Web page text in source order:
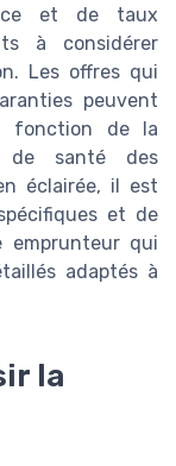
et de taux
à considérer
Les offres qui
peuvent
fonction de la
de santé des
éclairée, il est
et de
emprunteur qui
adaptés à
la